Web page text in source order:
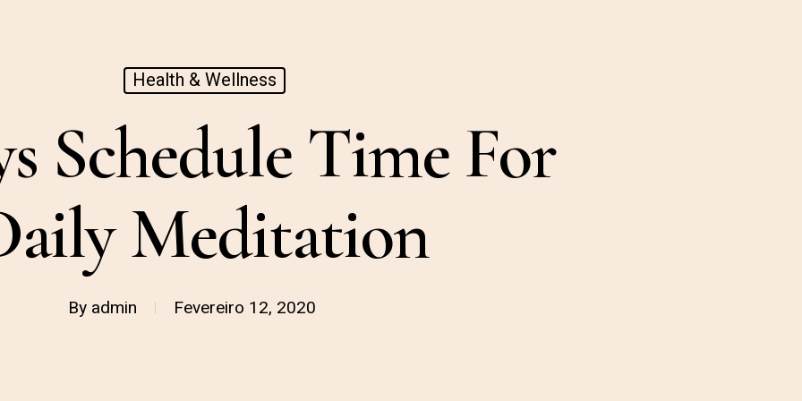
Health & Wellness
Schedule Time For
Meditation
By admin Fevereiro 12, 2020